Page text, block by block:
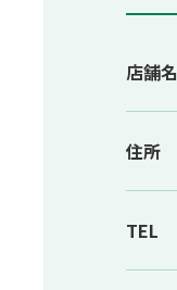
店舗名
住所
TEL